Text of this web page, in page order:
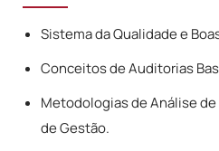
Sistema da Qualidade e
Conceitos de Auditorias
Metodologias de Análise
de Gestão.